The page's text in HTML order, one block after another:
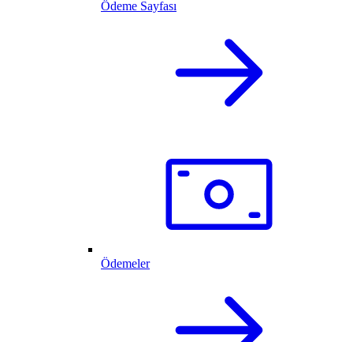
Ödeme Sayfası
Ödemeler